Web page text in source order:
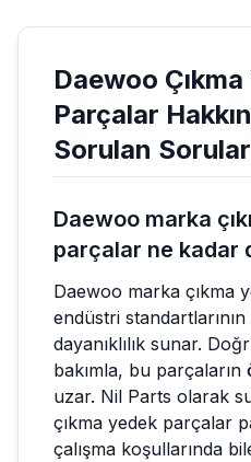
Daewoo
Parçalar
Sorulan Sorular
Daewoo marka
parçalar ne kadar
Daewoo marka çıkma
endüstri
dayanıklılık sunar.
bakımla, bu
uzar. Nil Parts olarak
çıkma yedek parçalar
çalışma koşullarında